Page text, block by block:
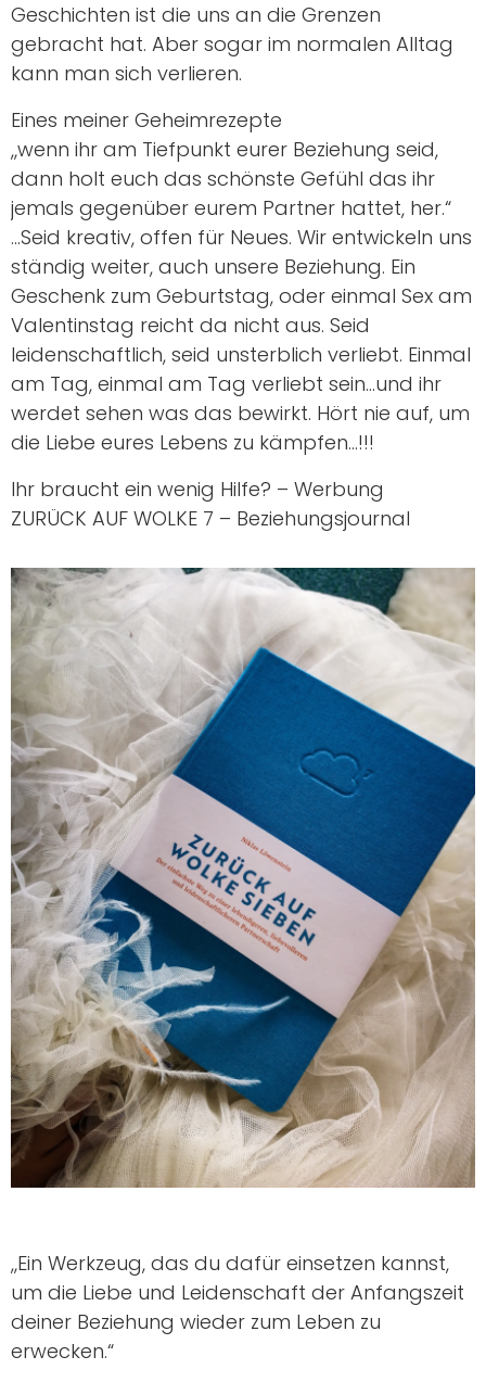
Geschichten ist die uns an die Grenzen
gebracht hat. Aber sogar im normalen Alltag
kann man sich verlieren.
Eines meiner Geheimrezepte
„wenn ihr am Tiefpunkt eurer Beziehung seid,
dann holt euch das schönste Gefühl das ihr
jemals gegenüber eurem Partner hattet, her.“
…Seid kreativ, offen für Neues. Wir entwickeln uns
ständig weiter, auch unsere Beziehung. Ein
Geschenk zum Geburtstag, oder einmal Sex am
Valentinstag reicht da nicht aus. Seid
leidenschaftlich, seid unsterblich verliebt. Einmal
am Tag, einmal am Tag verliebt sein…und ihr
werdet sehen was das bewirkt. Hört nie auf, um
die Liebe eures Lebens zu kämpfen…!!!
Ihr braucht ein wenig Hilfe? – Werbung
ZURÜCK AUF WOLKE 7 – Beziehungsjournal
„Ein Werkzeug, das du dafür einsetzen kannst,
um die Liebe und Leidenschaft der Anfangszeit
deiner Beziehung wieder zum Leben zu
erwecken.“